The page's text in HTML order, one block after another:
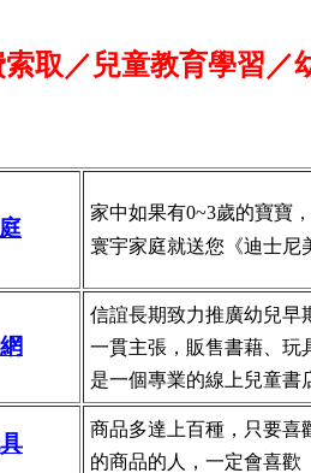
取／兒童教育學習／
家中如果有0~3歲的寶寶
寰宇家庭就送您《迪士尼
信誼長期致力推廣幼兒早
一貫主張，販售書藉、
是一個專業的線上兒童書
商品多達上百種，只要喜
的商品的人，一定會喜歡